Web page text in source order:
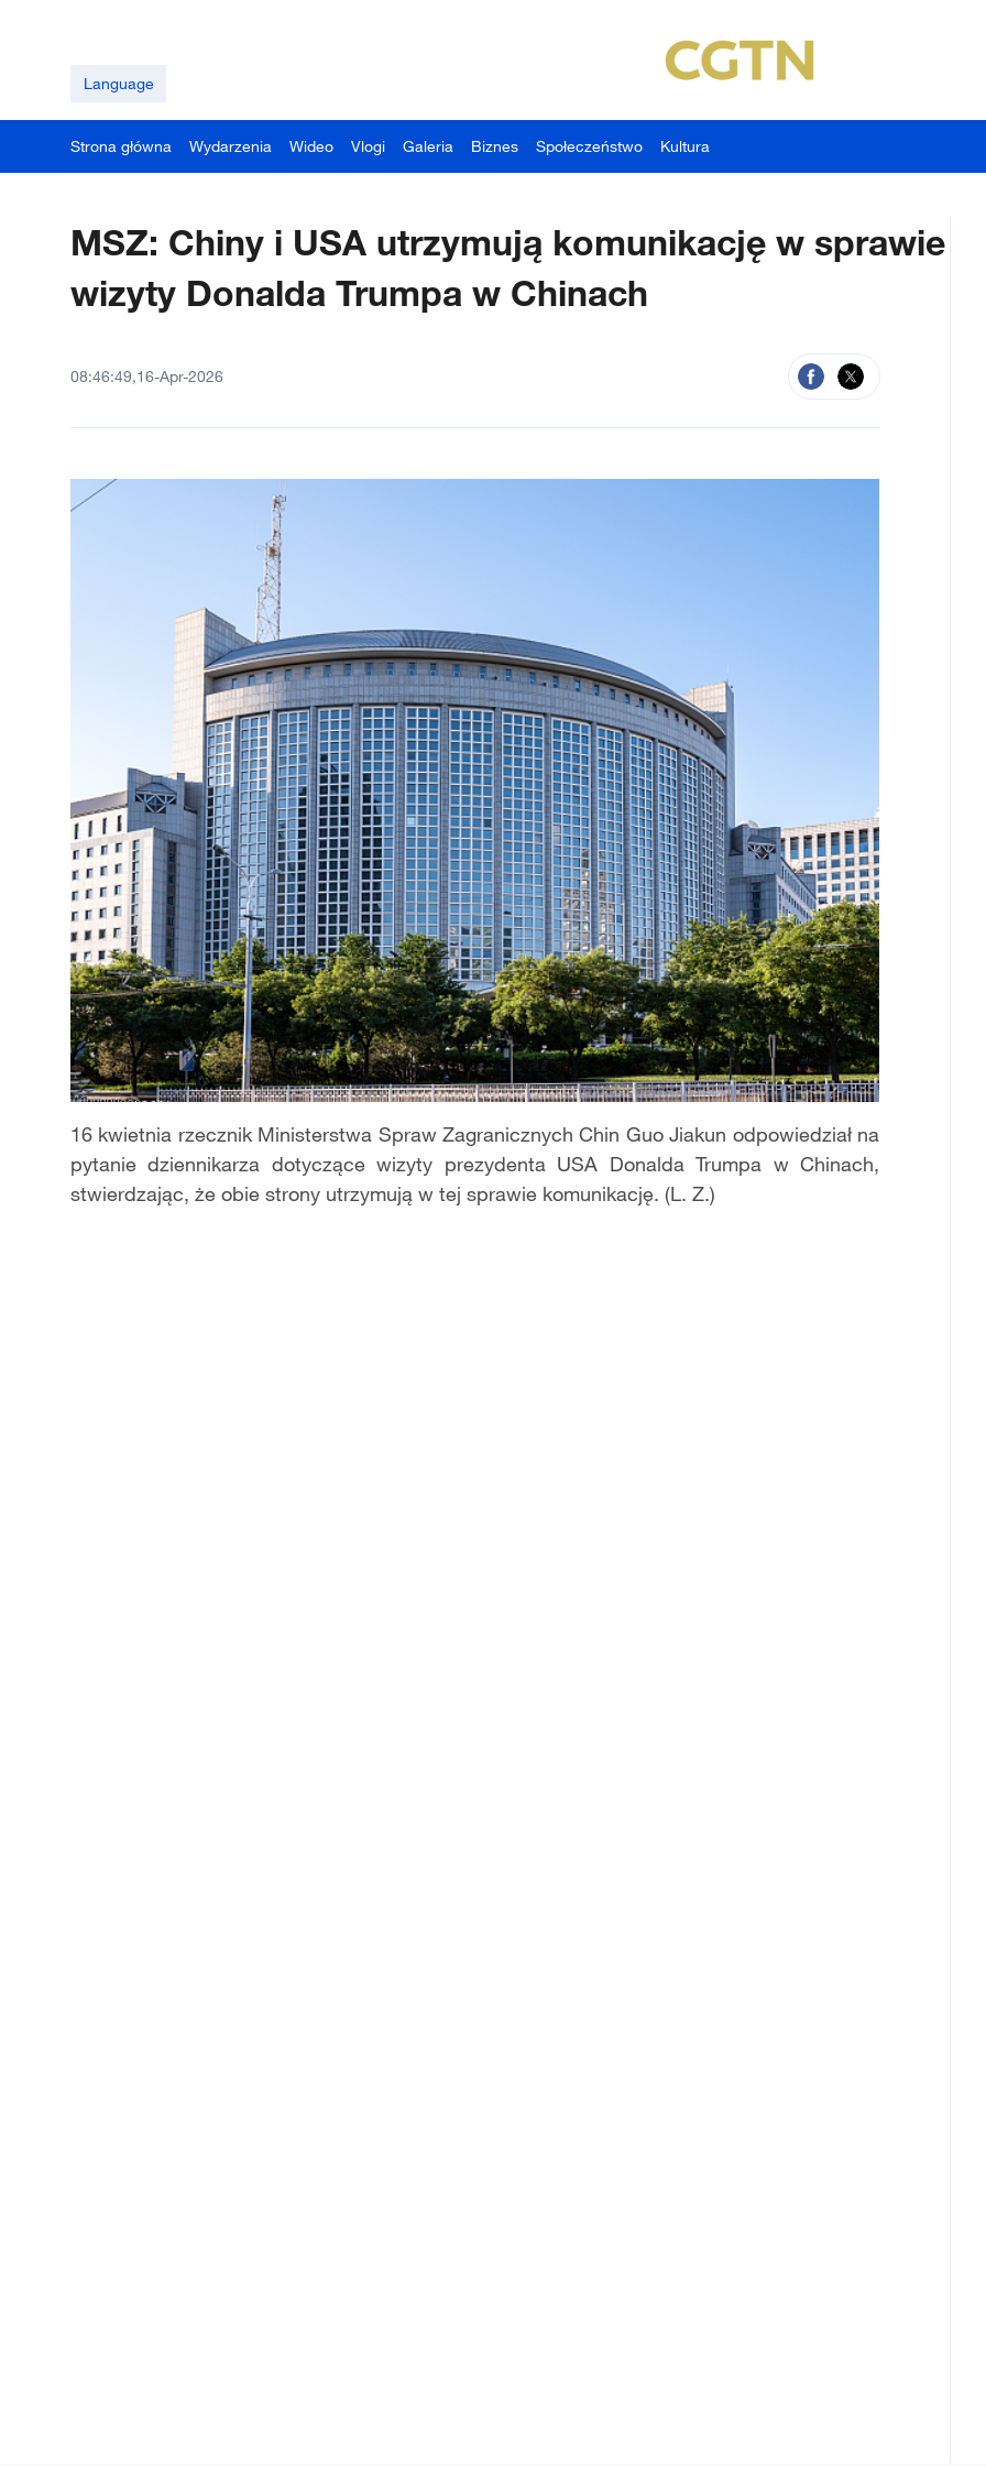
Language
Strona główna Wydarzenia Wideo Vlogi Galeria Biznes Społeczeństwo Kultura
MSZ: Chiny i USA utrzymują komunikację w sprawie
wizyty Donalda Trumpa w Chinach
08:46:49,16-Apr-2026
16 kwietnia rzecznik Ministerstwa Spraw Zagranicznych Chin Guo Jiakun odpowiedział na
pytanie dziennikarza dotyczące wizyty prezydenta USA Donalda Trumpa w Chinach,
stwierdzając, że obie strony utrzymują w tej sprawie komunikację. (L. Z.)